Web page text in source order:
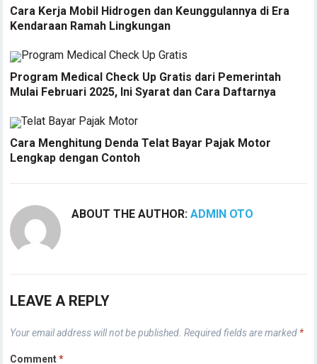
Cara Kerja Mobil Hidrogen dan Keunggulannya di Era
Kendaraan Ramah Lingkungan
Program Medical Check Up Gratis dari Pemerintah
Mulai Februari 2025, Ini Syarat dan Cara Daftarnya
Cara Menghitung Denda Telat Bayar Pajak Motor
Lengkap dengan Contoh
ABOUT THE AUTHOR:ADMIN OTO
LEAVE A REPLY
Your email address will not be published. Required fields are marked *
Comment*